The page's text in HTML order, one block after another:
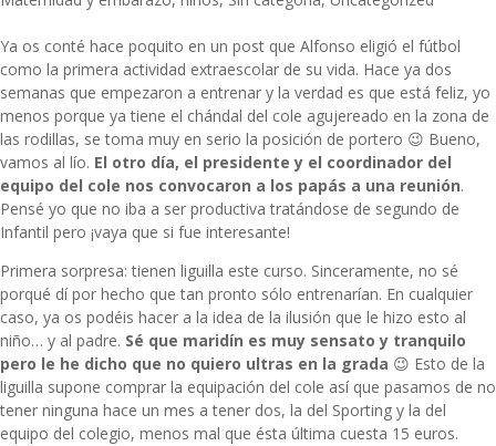
Ya os conté hace poquito en un post que Alfonso eligió el fútbol
como la primera actividad extraescolar de su vida. Hace ya dos
semanas que empezaron a entrenar y la verdad es que está feliz, yo
menos porque ya tiene el chándal del cole agujereado en la zona de
las rodillas, se toma muy en serio la posición de portero 😉 Bueno,
vamos al lío. El otro día, el presidente y el coordinador del
equipo del cole nos convocaron a los papás a una reunión.
Pensé yo que no iba a ser productiva tratándose de segundo de
Infantil pero ¡vaya que si fue interesante!
Primera sorpresa: tienen liguilla este curso. Sinceramente, no sé
porqué dí por hecho que tan pronto sólo entrenarían. En cualquier
caso, ya os podéis hacer a la idea de la ilusión que le hizo esto al
niño… y al padre. Sé que maridín es muy sensato y tranquilo
pero le he dicho que no quiero ultras en la grada 😉 Esto de la
liguilla supone comprar la equipación del cole así que pasamos de no
tener ninguna hace un mes a tener dos, la del Sporting y la del
equipo del colegio, menos mal que ésta última cuesta 15 euros.